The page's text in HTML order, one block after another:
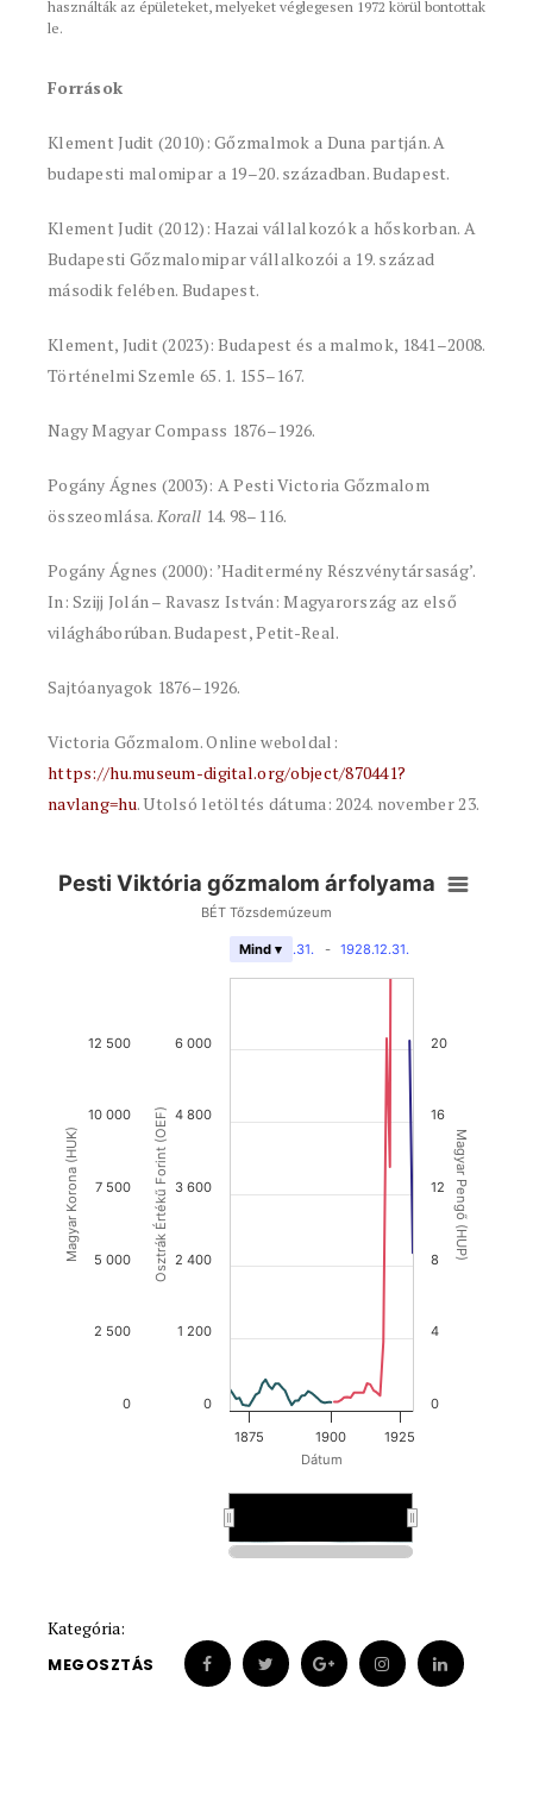
használták az épületeket, melyeket véglegesen 1972 körül bontottak
le.
Források
Klement Judit (2010): Gőzmalmok a Duna partján. A
budapesti malomipar a 19–20. században. Budapest.
Klement Judit (2012): Hazai vállalkozók a hőskorban. A
Budapesti Gőzmalomipar vállalkozói a 19. század
második felében. Budapest.
Klement, Judit (2023): Budapest és a malmok, 1841–2008.
Történelmi Szemle 65. 1. 155–167.
Nagy Magyar Compass 1876–1926.
Pogány Ágnes (2003): A Pesti Victoria Gőzmalom
összeomlása. Korall 14. 98–116.
Pogány Ágnes (2000): ’Haditermény Részvénytársaság’.
In: Szijj Jolán – Ravasz István: Magyarország az első
világháborúban. Budapest, Petit-Real.
Sajtóanyagok 1876–1926.
Victoria Gőzmalom. Online weboldal:
https://hu.museum-digital.org/object/870441?
navlang=hu. Utolsó letöltés dátuma: 2024. november 23.
Dátum
Osztrák Értékű Forint (OEF)
Magyar Korona (HUK) Magyar Pengő (HUP)
Pesti Viktória gőzmalom árfolyama
BÉT Tőzsdemúzeum
1867.12.31. - 1928.12.31.
Mind ▾
1900
1875 1925
0
1 200
2 400
3 600
4 800
6 000
0
2 500
5 000
7 500
10 000
12 500
0
4
8
12
16
20
Kategória:
MEGOSZTÁS